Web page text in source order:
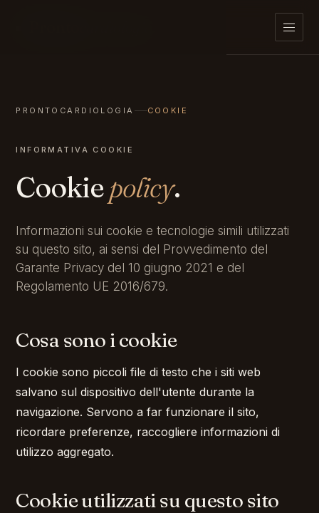
PRONTOCARDIOLOGIA COOKIE
INFORMATIVA COOKIE
Cookiepolicy.
Informazioni sui cookie e tecnologie simili utilizzati
su questo sito, ai sensi del Provvedimento del
Garante Privacy del 10 giugno 2021 e del
Regolamento UE 2016/679.
Cosa sono i cookie
I cookie sono piccoli file di testo che i siti web
salvano sul dispositivo dell'utente durante la
navigazione. Servono a far funzionare il sito,
ricordare preferenze, raccogliere informazioni di
utilizzo aggregato.
Cookie utilizzati su questo sito